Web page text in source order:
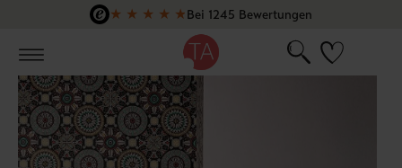
Zum Hauptinhalt springen
★ ★ ★ ★ ★Bei 1245 Bewertungen